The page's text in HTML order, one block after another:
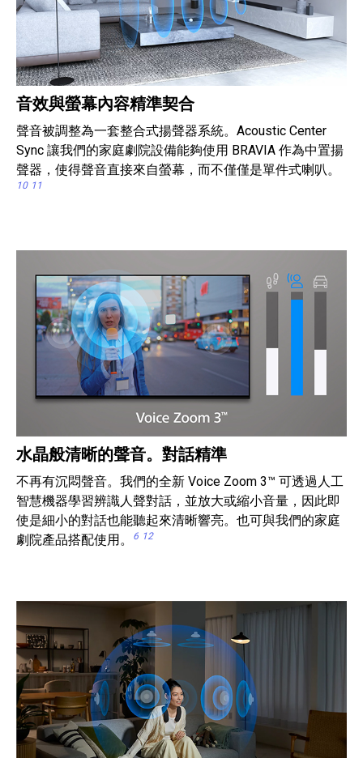
音效與螢幕內容精準契合
聲音被調整為一套整合式揚聲器系統。Acoustic Center
Sync 讓我們的家庭劇院設備能夠使用 BRAVIA 作為中置揚
聲器，使得聲音直接來自螢幕，而不僅僅是單件式喇叭。
10 11
水晶般清晰的聲音。對話精準
不再有沉悶聲音。我們的全新 Voice Zoom 3™ 可透過人工
智慧機器學習辨識人聲對話，並放大或縮小音量，因此即
使是細小的對話也能聽起來清晰響亮。也可與我們的家庭
劇院產品搭配使用。
6 12